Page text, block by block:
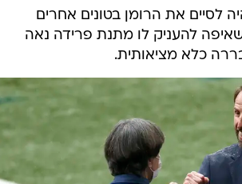
לסיים את הרומן בטונים אחרים
להעניק לו מתנת פרידה נאה